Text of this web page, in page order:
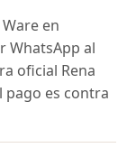
en
WhatsApp al
oficial Rena
pago es contra